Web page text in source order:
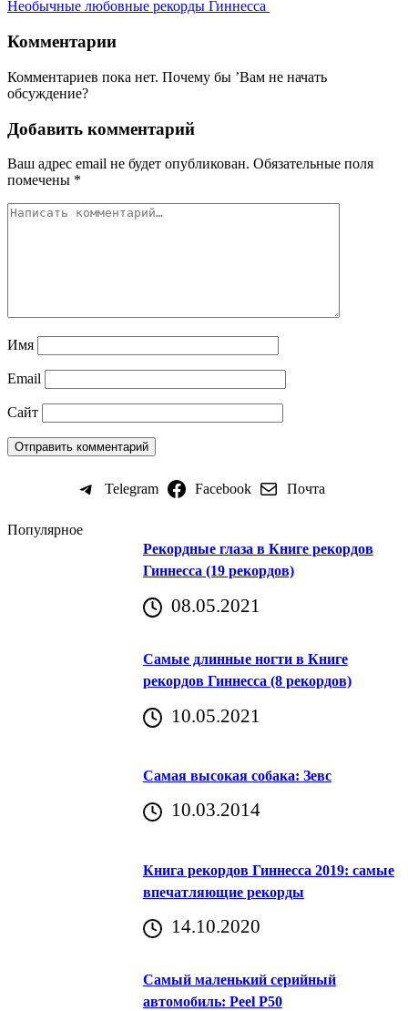
Необычные любовные рекорды Гиннесса
Комментарии
Комментариев пока нет. Почему бы ’Вам не начать
обсуждение?
Добавить комментарий
Ваш адрес email не будет опубликован. Обязательные поля
помечены *
Имя
Email
Сайт
Telegram Facebook Почта
Популярное
Рекордные глаза в Книге рекордов
Гиннесса (19 рекордов)
08.05.2021
Самые длинные ногти в Книге
рекордов Гиннесса (8 рекордов)
10.05.2021
Самая высокая собака: Зевс
10.03.2014
Книга рекордов Гиннесса 2019: самые
впечатляющие рекорды
14.10.2020
Самый маленький серийный
автомобиль: Peel P50